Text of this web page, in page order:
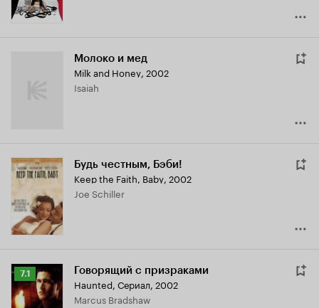
Молоко и мед
Milk and Honey, 2002
Isaiah
Будь честным, Бэби!
Keep the Faith, Baby, 2002
Joe Schiller
Рейтинг
Кинопоиска
7.1
7.1 Говорящий с призраками
Haunted, Сериал, 2002
Marcus Bradshaw